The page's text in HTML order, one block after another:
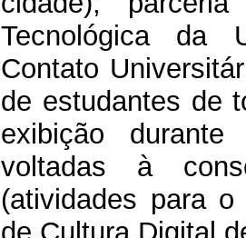
Tecnológica da
Contato
de estudantes de
exibição
voltadas à
(atividades para